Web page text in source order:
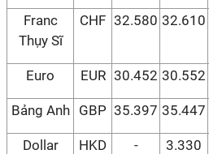
Franc
Thụy Sĩ
CHF 32.580 32.610
Euro EUR 30.452 30.552
Bảng Anh GBP 35.397 35.447
Dollar
HKD - 3.330